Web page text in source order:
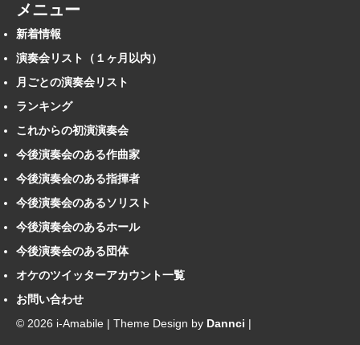
メニュー
新着情報
演奏会リスト（１ヶ月以内）
月ごとの演奏会リスト
ランキング
これからの初演演奏会
今後演奏会のある作曲家
今後演奏会のある指揮者
今後演奏会のあるソリスト
今後演奏会のあるホール
今後演奏会のある団体
オケのツイッターアカウント一覧
お問い合わせ
© 2026 i-Amabile | Theme Design by Dannci |